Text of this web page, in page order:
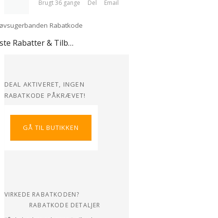
Brugt 36 gange Del Email
Bedste Rabatter & Tilbud hos Støvsugerbanden
DEAL AKTIVERET, INGEN
RABATKODE PÅKRÆVET!
GÅ TIL BUTIKKEN
VIRKEDE RABATKODEN?
RABATKODE DETALJER